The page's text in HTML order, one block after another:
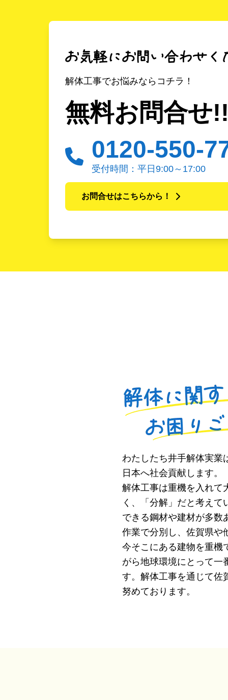
解体工事でお悩みならコチラ！
無料お問合せ
0120-550-
受付時間：平日9:00～17:00
お問合せはこちらから！
わたしたち井手解体実業
日本へ社会貢献します。
解体工事は重機を入れて
く、「分解」だと考え
できる鋼材や建材が多数
作業で分別し、佐賀県や
今そこにある建物を重機
がら地球環境にとって一
す。解体工事を通じて佐
努めております。